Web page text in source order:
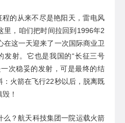
程的从来不尽是艳阳天，雷电风
里，咱们把时间拉回到 1996年2
在这一天迎来了一次国际商业卫
发射。它也是我国的“长征三号
次稳妥的发射，可是最终的结
：火箭在飞行22秒以后， 脱离既
！
么？航天科技集团一院运载火箭